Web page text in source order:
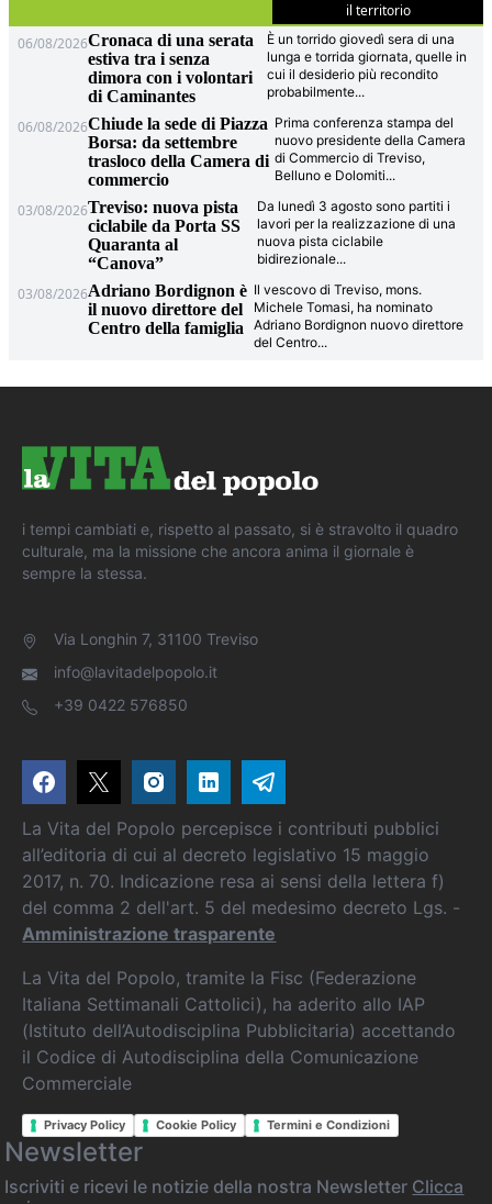
il territorio
06/08/2026Cronaca di una serata
estiva tra i senza
dimora con i volontari
di Caminantes
È un torrido giovedì sera di una
lunga e torrida giornata, quelle in
cui il desiderio più recondito
probabilmente...
06/08/2026Chiude la sede di Piazza
Borsa: da settembre
trasloco della Camera di
commercio
Prima conferenza stampa del
nuovo presidente della Camera
di Commercio di Treviso,
Belluno e Dolomiti...
03/08/2026Treviso: nuova pista
ciclabile da Porta SS
Quaranta al
“Canova”
Da lunedì 3 agosto sono partiti i
lavori per la realizzazione di una
nuova pista ciclabile
bidirezionale...
03/08/2026Adriano Bordignon è
il nuovo direttore del
Centro della famiglia
Il vescovo di Treviso, mons.
Michele Tomasi, ha nominato
Adriano Bordignon nuovo direttore
del Centro...
i tempi cambiati e, rispetto al passato, si è stravolto il quadro
culturale, ma la missione che ancora anima il giornale è
sempre la stessa.
Via Longhin 7, 31100 Treviso
info@lavitadelpopolo.it
+39 0422 576850
La Vita del Popolo percepisce i contributi pubblici
all’editoria di cui al decreto legislativo 15 maggio
2017, n. 70. Indicazione resa ai sensi della lettera f)
del comma 2 dell'art. 5 del medesimo decreto Lgs. -
Amministrazione trasparente
La Vita del Popolo, tramite la Fisc (Federazione
Italiana Settimanali Cattolici), ha aderito allo IAP
(Istituto dell’Autodisciplina Pubblicitaria) accettando
il Codice di Autodisciplina della Comunicazione
Commerciale
Privacy Policy Cookie Policy Termini e Condizioni
Newsletter
Iscriviti e ricevi le notizie della nostra Newsletter Clicca